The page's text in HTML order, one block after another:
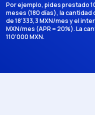
Por ejemplo, pides prestado
meses (180 días), la
de 18'333,3 MXN/mes y el
MXN/mes (APR = 20%). La
110'000 MXN.